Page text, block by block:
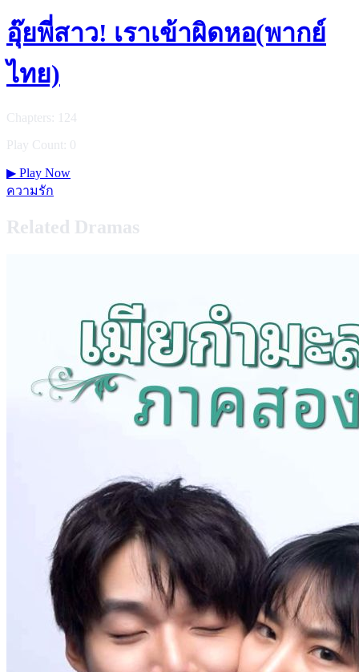
อุ๊ยพี่สาว! เราเข้าผิดหอ(พากย์
ไทย)
Chapters: 124
Play Count: 0
▶ Play Now
ความรัก
Related Dramas